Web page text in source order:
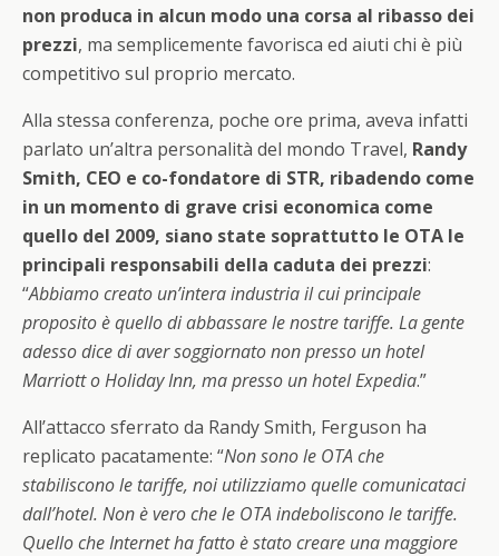
non produca in alcun modo una corsa al ribasso dei
prezzi, ma semplicemente favorisca ed aiuti chi è più
competitivo sul proprio mercato.
Alla stessa conferenza, poche ore prima, aveva infatti
parlato un’altra personalità del mondo Travel, Randy
Smith, CEO e co-fondatore di STR, ribadendo come
in un momento di grave crisi economica come
quello del 2009, siano state soprattutto le OTA le
principali responsabili della caduta dei prezzi:
“Abbiamo creato un’intera industria il cui principale
proposito è quello di abbassare le nostre tariffe. La gente
adesso dice di aver soggiornato non presso un hotel
Marriott o Holiday Inn, ma presso un hotel Expedia.”
All’attacco sferrato da Randy Smith, Ferguson ha
replicato pacatamente: “Non sono le OTA che
stabiliscono le tariffe, noi utilizziamo quelle comunicataci
dall’hotel. Non è vero che le OTA indeboliscono le tariffe.
Quello che Internet ha fatto è stato creare una maggiore